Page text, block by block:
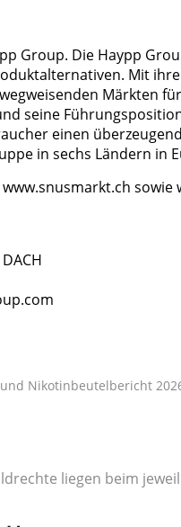
Group. Die Haypp
Mit
Märkten
seine
einen
in sechs Ländern in
sowie
Nikotinbeutelbericht
liegen beim